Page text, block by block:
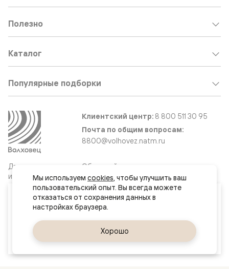
Ваш город
Москва и МО
Двери
и интерьерные
решения
Полезно
Каталог
Популярные подборки
Клиентский центр: 8 800 511 30 95
Почта по общим вопросам:
8800@volhovez.natm.ru
Обратный звонок
Сайт не является публичной офертой
Правовая информация
Мы используем cookies, чтобы улучшить ваш
пользовательский опыт. Вы всегда можете
отказаться от сохранения данных в
Хорошо